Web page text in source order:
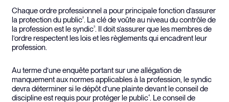
Chaque ordre professionnel a pour principale fonction d’assurer
la protection du public2. La clé de voûte au niveau du contrôle de
la profession est le syndic3. Il doit s’assurer que les membres de
l’ordre respectent les lois et les règlements qui encadrent leur
profession.
Au terme d’une enquête portant sur une allégation de
manquement aux normes applicables à la profession, le syndic
devra déterminer si le dépôt d’une plainte devant le conseil de
discipline est requis pour protéger le public4. Le conseil de